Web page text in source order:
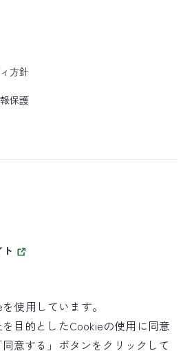
方針
保護
ト
使用しています。
目的としたCookieの使用に同意
意する」ボタンをクリックして